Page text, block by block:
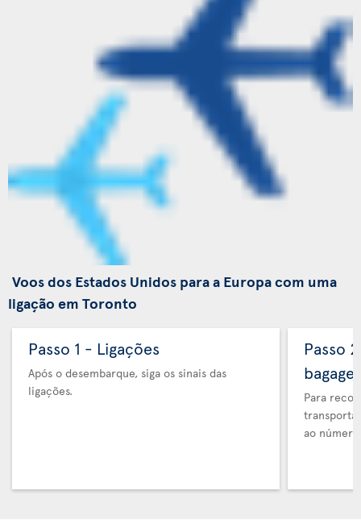
Voos dos Estados Unidos para a Europa com uma
ligação em Toronto
Passo 1 - Ligações
Após o desembarque, siga os sinais das
ligações.
Passo
Para
ao